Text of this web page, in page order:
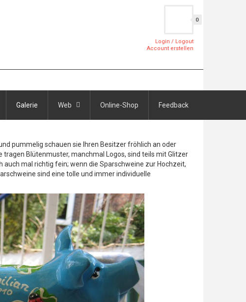
0
Login / Logout
Account erstellen
Galerie Web Online-Shop Feedback
pummelig schauen sie Ihren Besitzer fröhlich an oder
Blütenmuster, manchmal Logos, sind teils mit Glitzer
mal richtig fein; wenn die Sparschweine zur Hochzeit,
sind eine tolle und immer individuelle